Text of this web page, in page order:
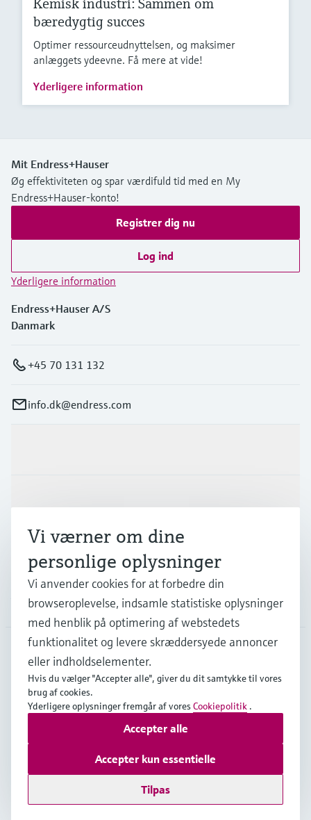
Kemisk industri: Sammen om
bæredygtig succes
Optimer ressourceudnyttelsen, og maksimer
anlæggets ydeevne. Få mere at vide!
Yderligere information
Mit Endress+Hauser
Øg effektiviteten og spar værdifuld tid med en My
Endress+Hauser-konto!
Registrer dig nu
Log ind
Yderligere information
Endress+Hauser A/S
Danmark
+45 70 131 132
info.dk@endress.com
Virksomhed
DNK •Dansk
Copyright © Endress+Hauser Group Services AG
Interneterklæring og ansvarsfraskrivelse
Salgs- & leveringsbetingelser
Se Fødevarestyrelsens smiley-rapporter
Vi værner om dine
personlige oplysninger
Vi anvender cookies for at forbedre din
browseroplevelse, indsamle statistiske oplysninger
med henblik på optimering af webstedets
funktionalitet og levere skræddersyede annoncer
eller indholdselementer.
Hvis du vælger "Accepter alle", giver du dit samtykke til vores
brug af cookies.
Yderligere oplysninger fremgår af voresCookiepolitik .
Tilpas
Accepter kun essentielle
Accepter alle